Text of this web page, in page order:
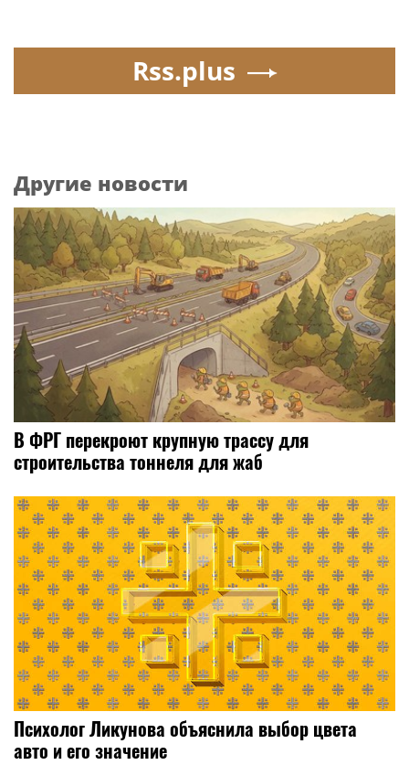
Rss.plus
Другие новости
В ФРГ перекроют крупную трассу для
строительства тоннеля для жаб
Психолог Ликунова объяснила выбор цвета
авто и его значение